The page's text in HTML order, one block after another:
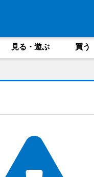
見る・遊ぶ 買う